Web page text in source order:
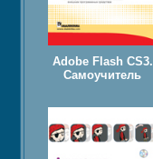
Adobe Flash CS3.
Самоучитель